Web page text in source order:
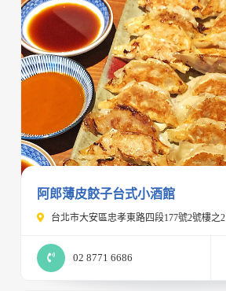
阿郎薄皮餃子台式小酒館
台北市大安區忠孝東路四段177號2號樓之2
02 8771 6686